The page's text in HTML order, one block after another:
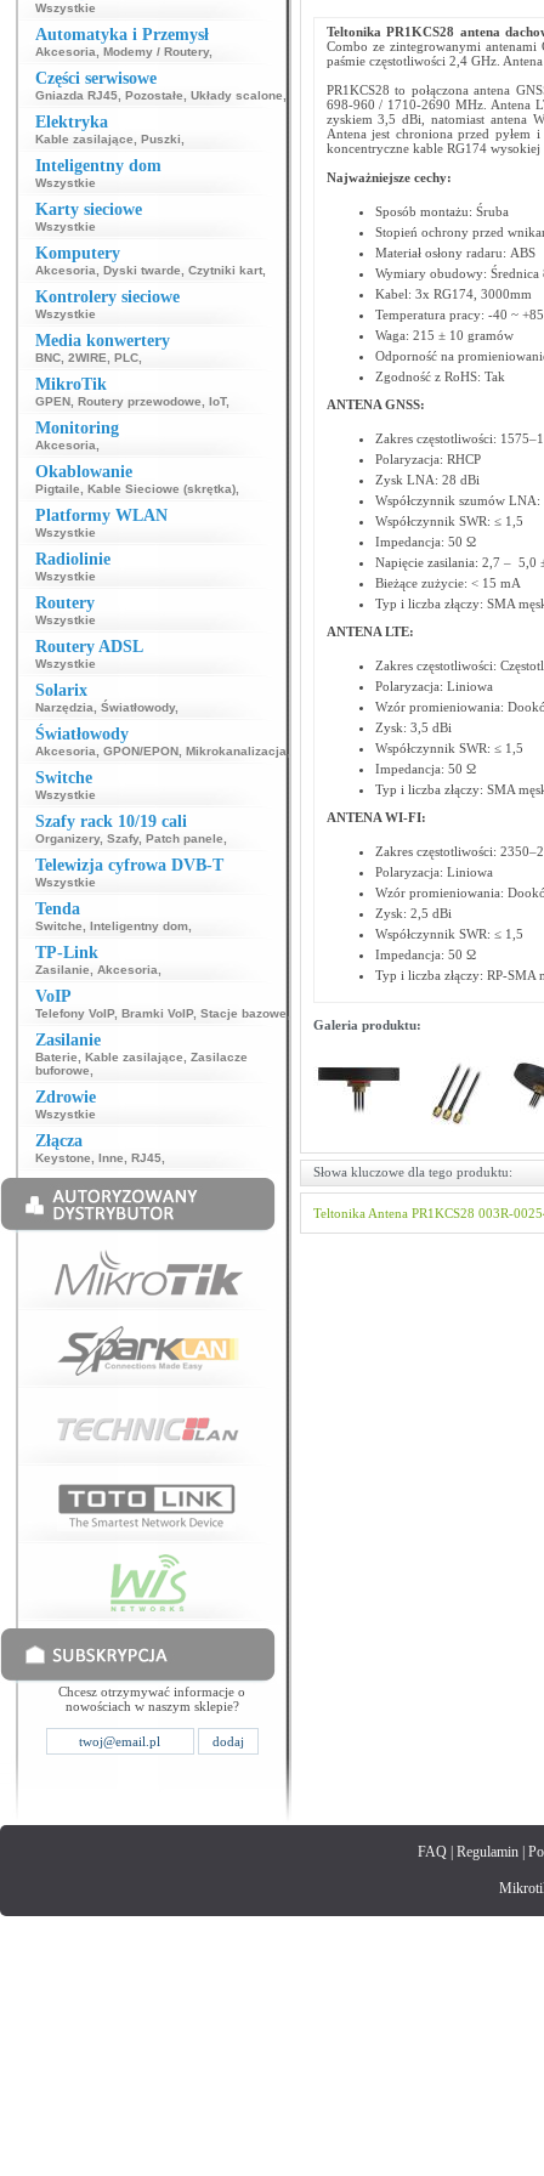
Wszystkie
Automatyka i Przemysł
Akcesoria Modemy / Routery,
Części serwisowe
Gniazda RJ45 Pozostałe Układy scalone
Elektryka
Kable zasilające Puszki
Inteligentny dom
Wszystkie
Karty sieciowe
Wszystkie
Komputery
Akcesoria Dyski twarde Czytniki kart
Kontrolery sieciowe
Wszystkie
Media konwertery
BNC 2WIRE PLC
MikroTik
GPEN Routery przewodowe IoT,
Monitoring
Akcesoria
Okablowanie
Pigtaile Kable Sieciowe (skrętka)
Platformy WLAN
Wszystkie
Radiolinie
Wszystkie
Routery
Wszystkie
Routery ADSL
Wszystkie
Solarix
Narzędzia Światłowody,
Światłowody
Akcesoria GPON/EPON Mikrokanalizacja
Switche
Wszystkie
Szafy rack 10/19 cali
Organizery, Szafy, Patch panele
Telewizja cyfrowa DVB-T
Wszystkie
Tenda
Switche Inteligentny dom
TP-Link
Zasilanie Akcesoria
VoIP
Telefony VoIP, Bramki VoIP, Stacje bazowe
Zasilanie
Baterie Kable zasilające
Zasilacze
buforowe
Zdrowie
Wszystkie
Złącza
Keystone Inne RJ45
Chcesz otrzymywać informacje o
nowościach w naszym sklepie?
Teltonika PR1KCS28 antena
Combo ze zintegrowanymi
paśmie częstotliwości 2,4 GHz.
PR1KCS28 to połączona antena
698-960 / 1710-2690 MHz. Antena
zyskiem 3,5 dBi, natomiast antena
Antena jest chroniona przed
koncentryczne kable RG174 wysokiej
Najważniejsze cechy:
Sposób montażu: Śruba
Stopień ochrony przed
Materiał osłony radaru: ABS
Wymiary obudowy:
Kabel: 3x RG174, 3000mm
Temperatura pracy: -40 ~ +85
Waga: 215 ± 10 gramów
Odporność na
Zgodność z RoHS: Tak
ANTENA GNSS:
Zakres częstotliwości:
Polaryzacja: RHCP
Zysk LNA: 28 dBi
Współczynnik szumów LNA:
Współczynnik SWR: ≤ 1,5
Impedancja: 50 Ω
Napięcie zasilania: 2,7 – 5,0
Bieżące zużycie: < 15 mA
Typ i liczba złączy: SMA
ANTENA LTE:
Zakres częstotliwości:
Polaryzacja: Liniowa
Wzór promieniowania:
Zysk: 3,5 dBi
Współczynnik SWR: ≤ 1,5
Impedancja: 50 Ω
Typ i liczba złączy: SMA
ANTENA WI-FI:
Zakres częstotliwości:
Polaryzacja: Liniowa
Wzór promieniowania:
Zysk: 2,5 dBi
Współczynnik SWR: ≤ 1,5
Impedancja: 50 Ω
Typ i liczba złączy: RP-SMA
Galeria produktu:
Słowa kluczowe dla tego produktu:
Teltonika Antena PR1KCS28 003R-
FAQ| Regulamin|